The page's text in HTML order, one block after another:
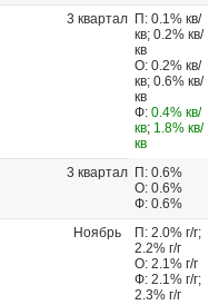
3 квартал П: 0.1% кв/
кв; 0.2% кв/
кв
О: 0.2% кв/
кв; 0.6% кв/
кв
Ф: 0.4% кв/
кв; 1.8% кв/
кв
3 квартал П: 0.6%
О: 0.6%
Ф: 0.6%
Ноябрь
П: 2.0% г/г;
2.2% г/г
О: 2.1% г/г
Ф: 2.1% г/г;
2.3% г/г